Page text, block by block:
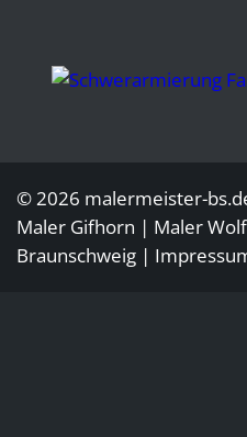
© 2026 malermeister-
Maler Gifhorn | Maler
Braunschweig |